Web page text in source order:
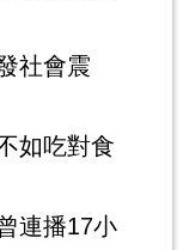
社會震
如吃對食
連播17小